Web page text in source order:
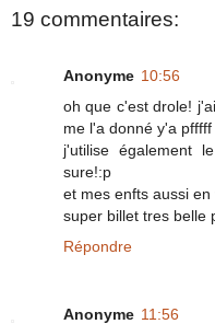
19 commentaires:
Anonyme 10:56
oh que c'est drole!
me l'a donné y'a
j'utilise également
sure!:p
et mes enfts aussi
super billet tres belle
Répondre
Anonyme 11:56